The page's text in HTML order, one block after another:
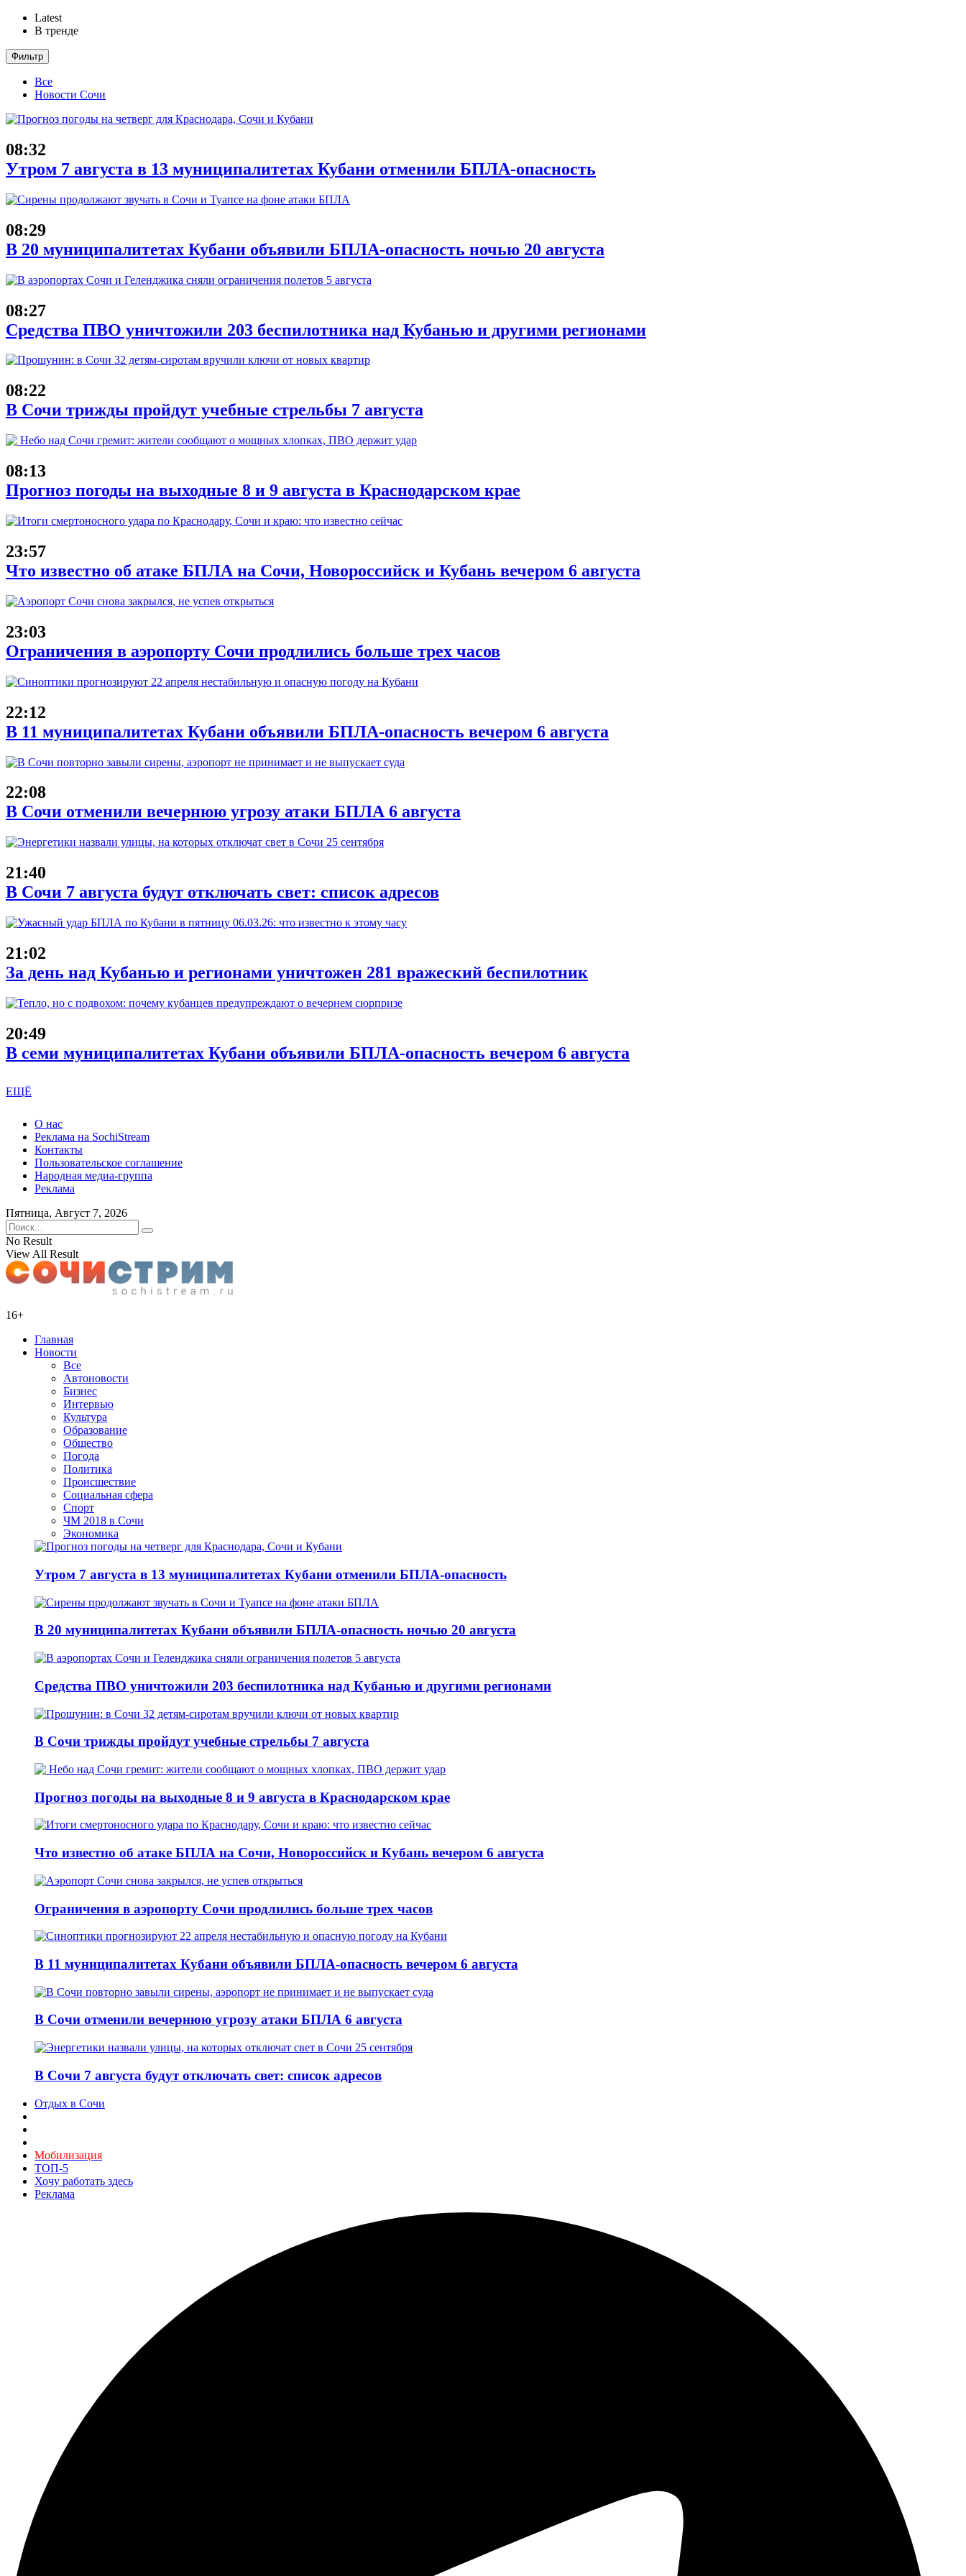
Latest
В тренде
Фильтр
Все
Новости Сочи
08:32
Утром 7 августа в 13 муниципалитетах Кубани отменили БПЛА-опасность
08:29
В 20 муниципалитетах Кубани объявили БПЛА-опасность ночью 20 августа
08:27
Средства ПВО уничтожили 203 беспилотника над Кубанью и другими регионами
08:22
В Сочи трижды пройдут учебные стрельбы 7 августа
08:13
Прогноз погоды на выходные 8 и 9 августа в Краснодарском крае
23:57
Что известно об атаке БПЛА на Сочи, Новороссийск и Кубань вечером 6 августа
23:03
Ограничения в аэропорту Сочи продлились больше трех часов
22:12
В 11 муниципалитетах Кубани объявили БПЛА-опасность вечером 6 августа
22:08
В Сочи отменили вечернюю угрозу атаки БПЛА 6 августа
21:40
В Сочи 7 августа будут отключать свет: список адресов
21:02
За день над Кубанью и регионами уничтожен 281 вражеский беспилотник
20:49
В семи муниципалитетах Кубани объявили БПЛА-опасность вечером 6 августа
ЕЩЁ
О нас
Реклама на SochiStream
Контакты
Пользовательское соглашение
Народная медиа-группа
Реклама
Пятница, Август 7, 2026
No Result
View All Result
16+
Главная
Новости
Все
Автоновости
Бизнес
Интервью
Культура
Образование
Общество
Погода
Политика
Происшествие
Социальная сфера
Спорт
ЧМ 2018 в Сочи
Экономика
Утром 7 августа в 13 муниципалитетах Кубани отменили БПЛА-опасность
В 20 муниципалитетах Кубани объявили БПЛА-опасность ночью 20 августа
Средства ПВО уничтожили 203 беспилотника над Кубанью и другими регионами
В Сочи трижды пройдут учебные стрельбы 7 августа
Прогноз погоды на выходные 8 и 9 августа в Краснодарском крае
Что известно об атаке БПЛА на Сочи, Новороссийск и Кубань вечером 6 августа
Ограничения в аэропорту Сочи продлились больше трех часов
В 11 муниципалитетах Кубани объявили БПЛА-опасность вечером 6 августа
В Сочи отменили вечернюю угрозу атаки БПЛА 6 августа
В Сочи 7 августа будут отключать свет: список адресов
Отдых в Сочи
Мобилизация
ТОП-5
Хочу работать здесь
Реклама